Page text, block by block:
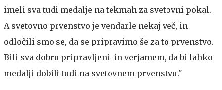
imeli sva tudi medalje na tekmah za svetovni pokal.
A svetovno prvenstvo je vendarle nekaj več, in
odločili smo se, da se pripravimo še za to prvenstvo.
Bili sva dobro pripravljeni, in verjamem, da bi lahko
medalji dobili tudi na svetovnem prvenstvu."